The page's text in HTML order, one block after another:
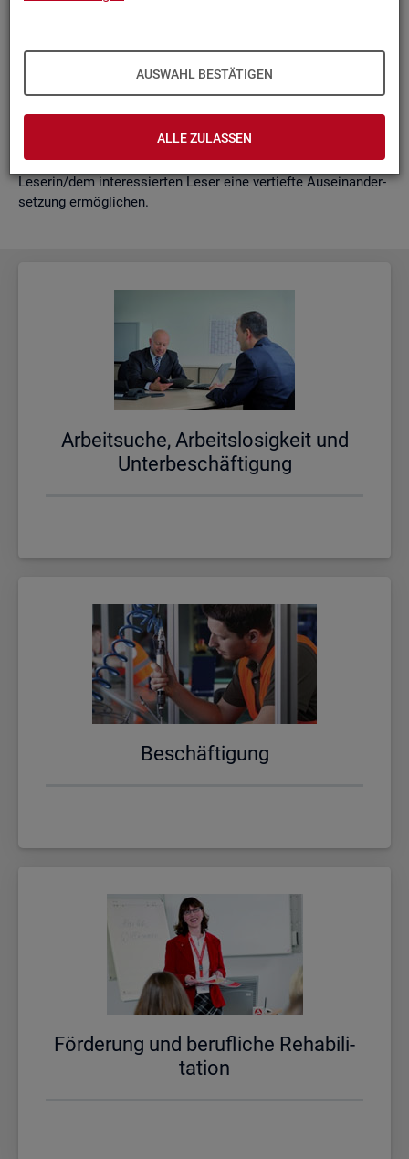
AUSWAHL BESTÄTIGEN
ALLE ZULASSEN
sam­men­ge­fasst. Damit ent­steht ein klei­nes Nach­schla­ge­
werk zu zen­tra­len Be­grif­fen und Fra­ge­stel­lun­gen der Ar­beits­
markt- und Grund­si­che­rungs­sta­tis­tik. Dabei wer­den diese Be­
grif­fe in kur­zer Form er­klärt und immer auch mit wei­ter­füh­
ren­den In­for­ma­ti­ons­quel­len ver­bun­den, die der in­ter­es­sier­ten
Le­se­rin/dem in­ter­es­sier­ten Leser eine ver­tief­te Aus­ein­an­der­
set­zung er­mög­li­chen.
Ar­beit­su­che, Ar­beits­lo­sig­keit und
Un­ter­be­schäf­ti­gung
Be­schäf­ti­gung
För­de­rung und be­ruf­li­che Re­ha­bi­li­
ta­ti­on